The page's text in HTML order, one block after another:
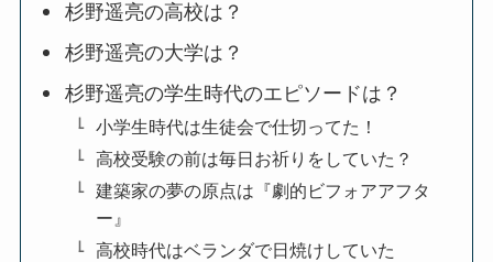
杉野遥亮の高校は？
杉野遥亮の大学は？
杉野遥亮の学生時代のエピソードは？
小学生時代は生徒会で仕切ってた！
高校受験の前は毎日お祈りをしていた？
建築家の夢の原点は『劇的ビフォアアフタ
ー』
高校時代はベランダで日焼けしていた